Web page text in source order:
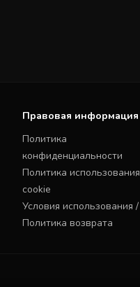
Правовая информация
Политика
конфиденциальности
Политика использования
cookie
Условия использования /
Политика возврата